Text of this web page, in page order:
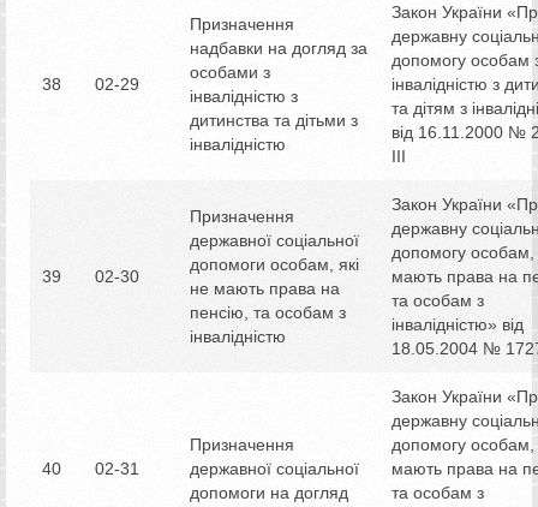
38 02-29
Призначення
надбавки на догляд за
особами з
інвалідністю з
дитинства та дітьми з
інвалідністю
Закон України
державну
допомогу особам
інвалідністю з
та дітям з
від 16.11.2000 №
IІІ
39 02-30
Призначення
державної соціальної
допомоги особам, які
не мають права на
пенсію, та особам з
інвалідністю
Закон України
державну
допомогу особам,
мають права на
та особам з
інвалідністю» від
18.05.2004 №
40 02-31
Призначення
державної соціальної
допомоги на догляд
Закон України
державну
допомогу особам,
мають права на
та особам з